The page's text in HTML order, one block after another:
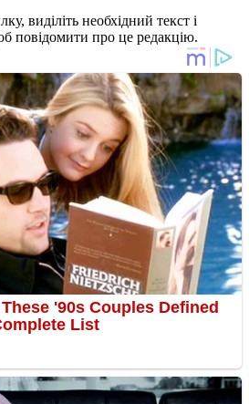
виділіть необхідний текст і
повідомити про це редакцію.